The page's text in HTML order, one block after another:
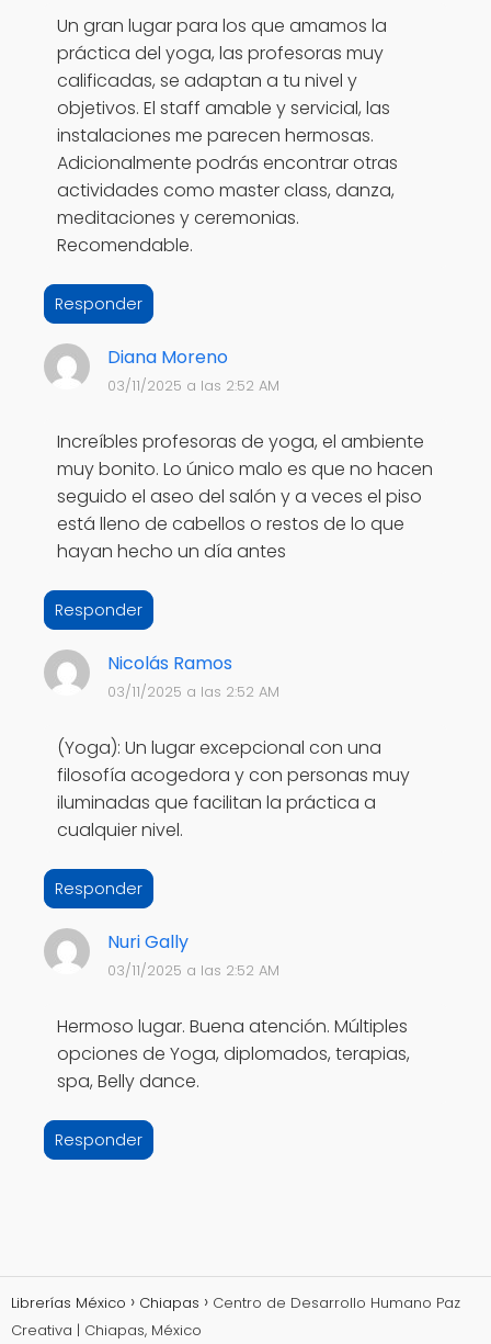
Un gran lugar para los que amamos la
práctica del yoga, las profesoras muy
calificadas, se adaptan a tu nivel y
objetivos. El staff amable y servicial, las
instalaciones me parecen hermosas.
Adicionalmente podrás encontrar otras
actividades como master class, danza,
meditaciones y ceremonias.
Recomendable.
Responder
Diana Moreno
03/11/2025 a las 2:52 AM
Increíbles profesoras de yoga, el ambiente
muy bonito. Lo único malo es que no hacen
seguido el aseo del salón y a veces el piso
está lleno de cabellos o restos de lo que
hayan hecho un día antes
Responder
Nicolás Ramos
03/11/2025 a las 2:52 AM
(Yoga): Un lugar excepcional con una
filosofía acogedora y con personas muy
iluminadas que facilitan la práctica a
cualquier nivel.
Responder
Nuri Gally
03/11/2025 a las 2:52 AM
Hermoso lugar. Buena atención. Múltiples
opciones de Yoga, diplomados, terapias,
spa, Belly dance.
Responder
Librerías México Chiapas
Centro de Desarrollo Humano Paz
Creativa | Chiapas, México